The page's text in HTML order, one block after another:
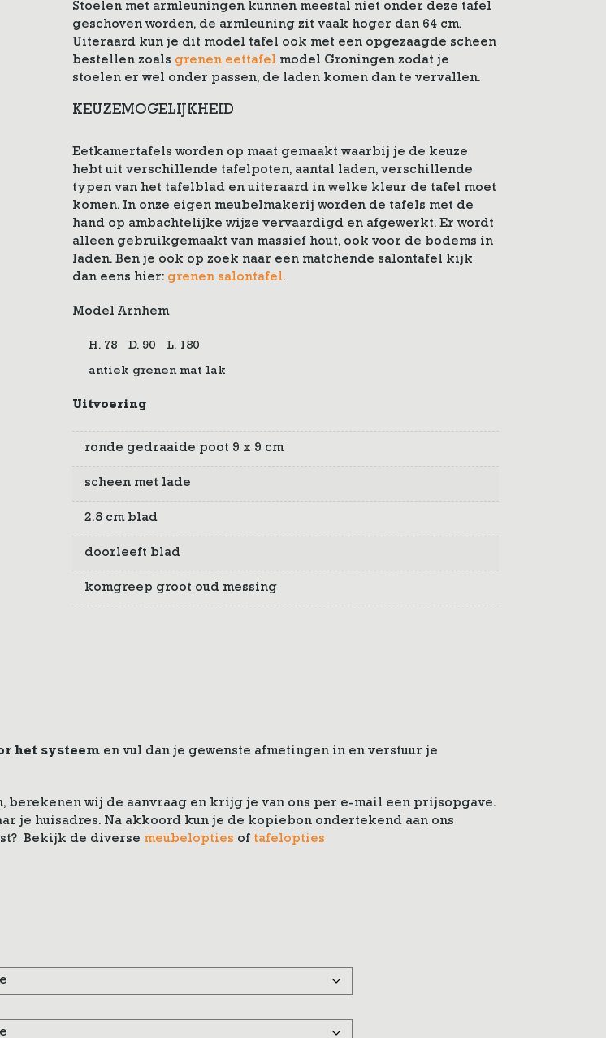
Stoelen met armleuningen kunnen meestal niet onder deze tafel
geschoven worden, de armleuning zit vaak hoger dan 64 cm.
Uiteraard kun je dit model tafel ook met een opgezaagde scheen
bestellen zoals grenen eettafel model Groningen zodat je
stoelen er wel onder passen, de laden komen dan te vervallen.
KEUZEMOGELIJKHEID
Eetkamertafels worden op maat gemaakt waarbij je de keuze
hebt uit verschillende tafelpoten, aantal laden, verschillende
typen van het tafelblad en uiteraard in welke kleur de tafel moet
komen. In onze eigen meubelmakerij worden de tafels met de
hand op ambachtelijke wijze vervaardigd en afgewerkt. Er wordt
alleen gebruikgemaakt van massief hout, ook voor de bodems in
laden. Ben je ook op zoek naar een matchende salontafel kijk
dan eens hier: grenen salontafel.
Model Arnhem
H. 78 D. 90 L. 180
antiek grenen mat lak
Uitvoering
ronde gedraaide poot 9 x 9 cm
scheen met lade
2.8 cm blad
doorleeft blad
komgreep groot oud messing
het systeem en vul dan je gewenste afmetingen in en verstuur je
wij de aanvraag en krijg je van ons per e-mail een prijsopgave.
je huisadres. Na akkoord kun je de kopiebon ondertekend aan ons
Bekijk de diverse meubelopties of tafelopties